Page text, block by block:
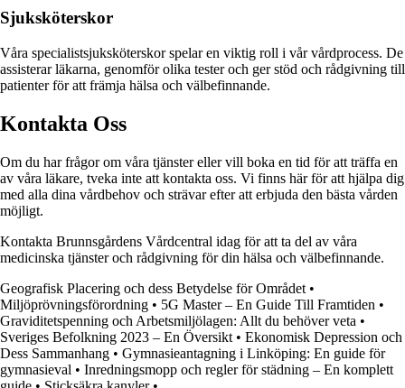
Sjuksköterskor
Våra specialistsjuksköterskor spelar en viktig roll i vår vårdprocess. De
assisterar läkarna, genomför olika tester och ger stöd och rådgivning till
patienter för att främja hälsa och välbefinnande.
Kontakta Oss
Om du har frågor om våra tjänster eller vill boka en tid för att träffa en
av våra läkare, tveka inte att kontakta oss. Vi finns här för att hjälpa dig
med alla dina vårdbehov och strävar efter att erbjuda den bästa vården
möjligt.
Kontakta Brunnsgårdens Vårdcentral idag för att ta del av våra
medicinska tjänster och rådgivning för din hälsa och välbefinnande.
Geografisk Placering och dess Betydelse för Området •
Miljöprövningsförordning • 5G Master – En Guide Till Framtiden •
Graviditetspenning och Arbetsmiljölagen: Allt du behöver veta •
Sveriges Befolkning 2023 – En Översikt • Ekonomisk Depression och
Dess Sammanhang • Gymnasieantagning i Linköping: En guide för
gymnasieval • Inredningsmopp och regler för städning – En komplett